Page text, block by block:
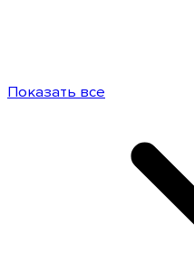
Показать все